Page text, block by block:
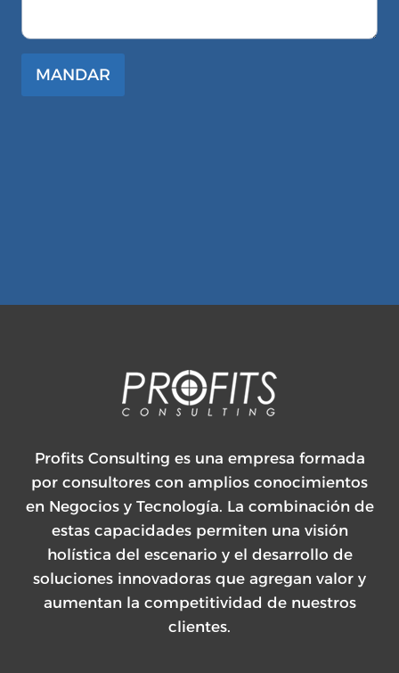
MANDAR
Profits Consulting es una empresa formada
por consultores con amplios conocimientos
en Negocios y Tecnología. La combinación de
estas capacidades permiten una visión
holística del escenario y el desarrollo de
soluciones innovadoras que agregan valor y
aumentan la competitividad de nuestros
clientes.